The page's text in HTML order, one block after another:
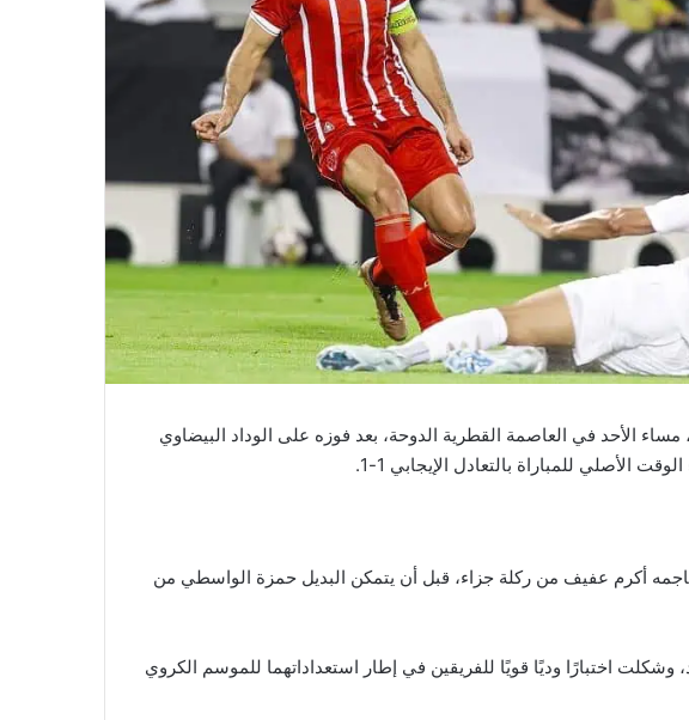
الأحد في العاصمة القطرية الدوحة، بعد فوزه على الوداد البيضاوي
التسجيل في الدقيقة 55 عبر مهاجمه أكرم عفيف من ركلة جزاء، قبل أن يتمكن البديل حمزة الواسطي من
اختبارًا وديًا قويًا للفريقين في إطار استعداداتهما للموسم الكروي